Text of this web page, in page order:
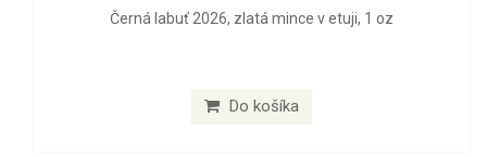
Černá labuť 2026, zlatá mince v etuji, 1 oz
Do košíka